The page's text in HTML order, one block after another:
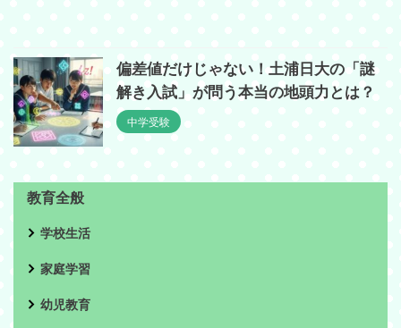
偏差値だけじゃない！土浦日大の「謎
解き入試」が問う本当の地頭力とは？
中学受験
教育全般
学校生活
家庭学習
幼児教育